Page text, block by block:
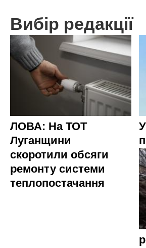
Вибір редакції
ЛОВА: На ТОТ
Луганщини
скоротили обсяги
ремонту системи
теплопостачання